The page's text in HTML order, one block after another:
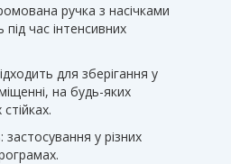
ручка з насічками
під час інтенсивних
для зберігання у
на будь-яких
застосування у різних